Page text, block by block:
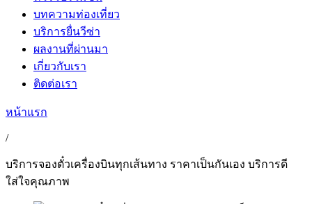
บทความท่องเที่ยว
บริการยื่นวีซ่า
ผลงานที่ผ่านมา
เกี่ยวกับเรา
ติดต่อเรา
หน้าแรก
/
บริการจองตั๋วเครื่องบินทุกเส้นทาง ราคาเป็นกันเอง บริการดี
ใส่ใจคุณภาพ